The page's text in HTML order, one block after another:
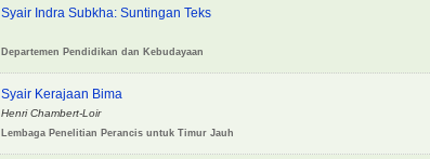
Syair Indra Subkha: Suntingan Teks
Departemen Pendidikan dan Kebudayaan
Syair Kerajaan Bima
Henri Chambert-Loir
Lembaga Penelitian Perancis untuk Timur Jauh